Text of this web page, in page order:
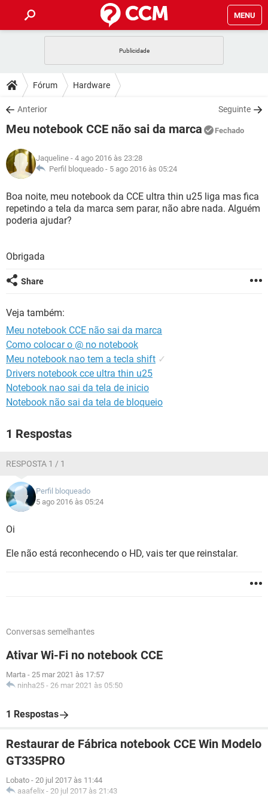
MENU
CELULAR
OUTLOOK
INSTAGRAM GMAIL
GUIA DE COMPRAS
DICAS
JOGOS
INSTAGRAM
GUIA DE COMPRAS
DOWNLOADS
JOGOS WHATSAPP
CELULAR
OUTLOOK EXCEL
INSTAGRAM GMAIL
GUIA DE COMPRAS
JOGOS
CELULAR
OUTLOOK EXCEL
INSTAGRAM
GLOSSÁRIO
WHATSAPP
CELULAR FACEBOOK
INSTAGRAM
GUIA DE COMPRAS
Fórum Hardware
Anterior Seguinte
Meu notebook CCE não sai da marca Fechado
Jaqueline - 4 ago 2016 às 23:28
Perfil bloqueado - 5 ago 2016 às 05:24
Boa noite, meu notebook da CCE ultra thin u25 liga mas fica
repetindo a tela da marca sem parar, não abre nada. Alguém
poderia ajudar?
Obrigada
Share
Veja também:
Meu notebook CCE não sai da marca
Como colocar o @ no notebook
Meu notebook nao tem a tecla shift ✓
Drivers notebook cce ultra thin u25
Notebook nao sai da tela de inicio
Notebook não sai da tela de bloqueio
1 Respostas
RESPOSTA 1 / 1
Perfil bloqueado
5 ago 2016 às 05:24
Oi
Ele não está reconhecendo o HD, vais ter que reinstalar.
Conversas semelhantes
Ativar Wi-Fi no notebook CCE
Marta - 25 mar 2021 às 17:57
ninha25 - 26 mar 2021 às 05:50
1 Respostas
Restaurar de Fábrica notebook CCE Win Modelo
GT335PRO
Lobato - 20 jul 2017 às 11:44
aaafelix - 20 jul 2017 às 21:43